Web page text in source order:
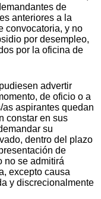
de
anteriores a la
convocatoria, y no
por desempleo,
por la oficina de
advertir
de oficio o a
aspirantes quedan
constar en sus
su
dentro del plazo
de
no se admitirá
excepto causa
y discrecionalmente